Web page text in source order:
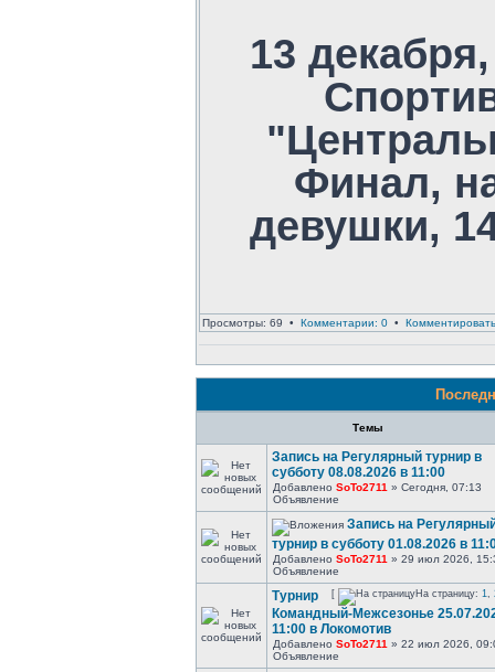
13
Финал,
девушки,
Просмотры: 69 • Комментарии: 0 • Комментировать
Темы
Запись на Регулярный турнир в
субботу 08.08.2026 в 11:00
Добавлено SoTo2711 » Сегодня, 07:13
Объявление
Запись на
турнир в субботу 01.08.2026 в
Добавлено SoTo2711 » 29 июл 2026,
Объявление
[ На страницу: 1,
Турнир
Командный-Межсезонье
11:00 в Локомотив
Добавлено SoTo2711 » 22 июл 2026,
Объявление